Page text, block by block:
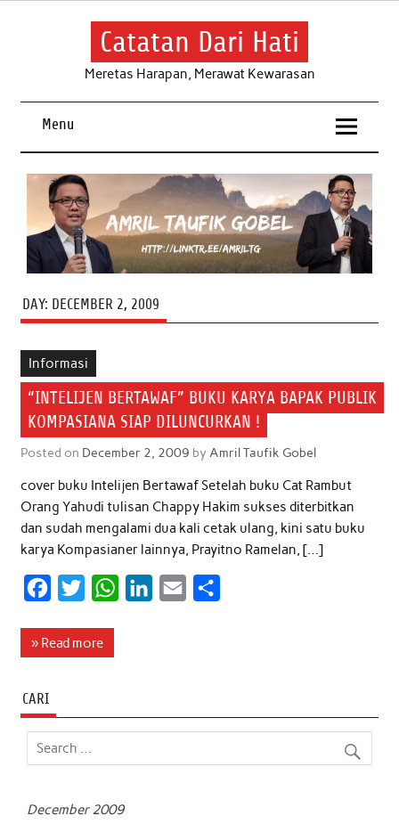
Skip
Catatan Dari Hati
Meretas Harapan, Merawat Kewarasan
Menu
DAY: DECEMBER 2, 2009
Informasi
“INTELIJEN BERTAWAF” BUKU KARYA BAPAK PUBLIK
KOMPASIANA SIAP DILUNCURKAN !
Posted on December 2, 2009 by Amril Taufik Gobel
cover buku Intelijen Bertawaf Setelah buku Cat Rambut
Orang Yahudi tulisan Chappy Hakim sukses diterbitkan
dan sudah mengalami dua kali cetak ulang, kini satu buku
karya Kompasianer lainnya, Prayitno Ramelan, […]
c
o
o
i
e
W
A
d
» Read more
CARI
December 2009